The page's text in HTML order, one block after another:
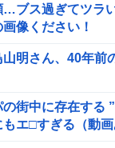
…ブス過ぎてツラ
像ください！
山明さん、40年前
の街中に存在する
エ□すぎる（動画